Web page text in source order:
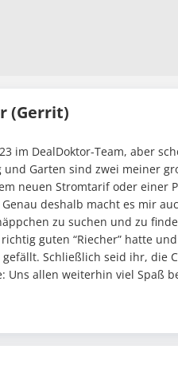
(Gerrit)
im DealDoktor-Team, aber
und Garten sind zwei meiner
neuen Stromtarif oder einer
Genau deshalb macht es mir
zu suchen und zu
guten “Riecher” hatte
Schließlich seid ihr, die
Uns allen weiterhin viel Spaß